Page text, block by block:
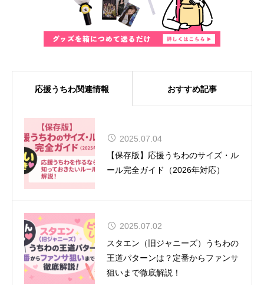
応援うちわ関連情報 おすすめ記事
2025.07.04
【保存版】応援うちわのサイズ・ル
ール完全ガイド（2026年対応）
2025.07.02
スタエン（旧ジャニーズ）うちわの
王道パターンは？定番からファンサ
狙いまで徹底解説！
MUSE、8年ぶりの来日が決定！大
阪では『SONIC EXPO 2025』のヘ
ッドライナーとして特別公演を実施
舞台『呪術廻戦』-懐玉・玉折- 全キ
ャスト＆ビジュアル解禁！